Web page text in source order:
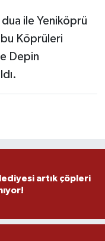
dua ile Yeniköprü
Köprüleri
Depin
artık çöpleri